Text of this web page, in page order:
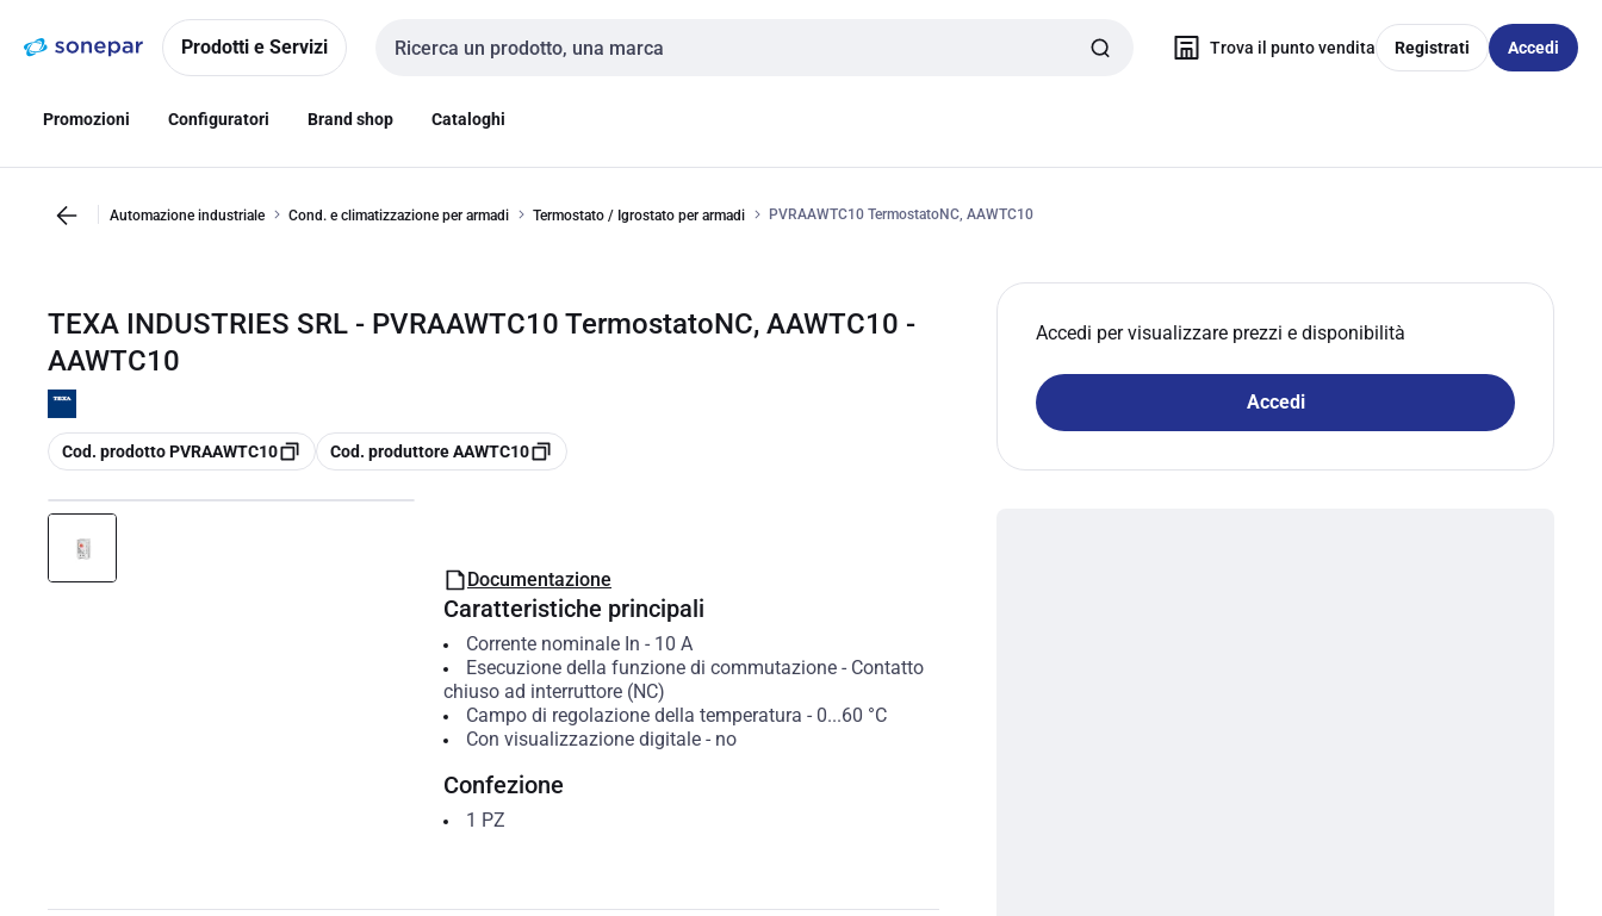
navigazionealla
Prodotti e Servizi
Cerca input
Trova il punto vendita Registrati Accedi
Promozioni Configuratori Brand shop Cataloghi
Automazione industriale Cond. e climatizzazione per armadi Termostato / Igrostato per armadi PVRAAWTC10 TermostatoNC, AAWTC10
TEXA INDUSTRIES SRL - PVRAAWTC10 TermostatoNC, AAWTC10 -
AAWTC10
copia
Cod. prodotto PVRAAWTC10 copia
Cod. produttore AAWTC10
Accedi per visualizzare prezzi e disponibilità
Accedi
Documentazione
Caratteristiche principali
Corrente nominale In - 10 A
Esecuzione della funzione di commutazione- Contatto
chiuso ad interruttore (NC)
Campo di regolazione della temperatura - 0...60 °C
Con visualizzazione digitale- no
Confezione
1 PZ